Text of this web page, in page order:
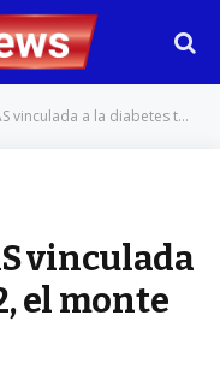
a la diabetes tipo 2, el monte Sinaí
vinculada
el monte